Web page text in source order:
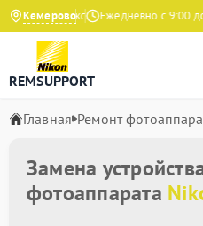
Кемерово
4.9 на Яндекс Ежедневно с 9:00 до
REMSUPPORT
Главная Ремонт
Замена
фотоаппарата